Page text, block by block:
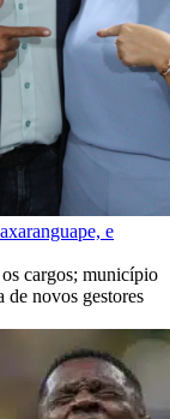
e
cargos; município
de novos gestores